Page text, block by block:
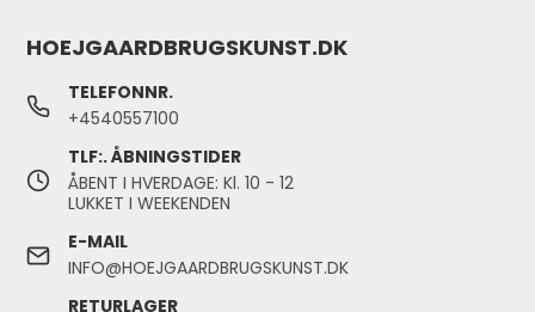
HOEJGAARDBRUGSKUNST.DK
TELEFONNR.
+4540557100
TLF:. ÅBNINGSTIDER
ÅBENT I HVERDAGE: Kl. 10 - 12
LUKKET I WEEKENDEN
E-MAIL
INFO@HOEJGAARDBRUGSKUNST.DK
RETURLAGER